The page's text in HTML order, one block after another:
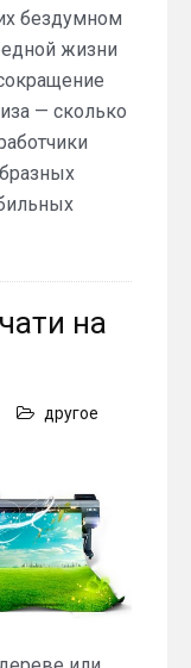
бездумном
жизни
— сколько
на
другое